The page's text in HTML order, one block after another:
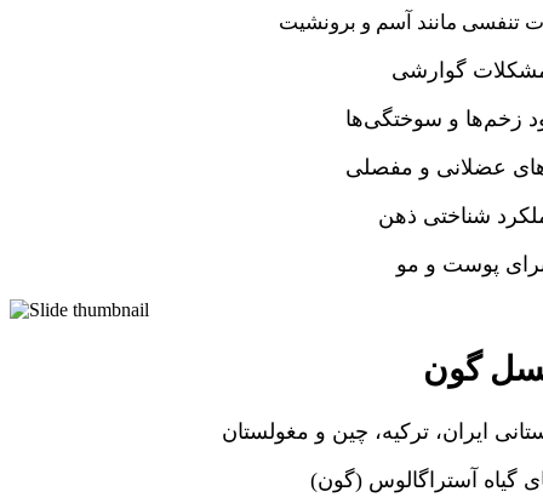
تنفسی مانند آسم و برونشیت
مشکلات گوارشی
زخم‌ها و سوختگی‌ها
عضلانی و مفصلی
شناختی ذهن
پوست و مو
گون
ایران، ترکیه، چین و مغولستان
گیاه آستراگالوس (گون)